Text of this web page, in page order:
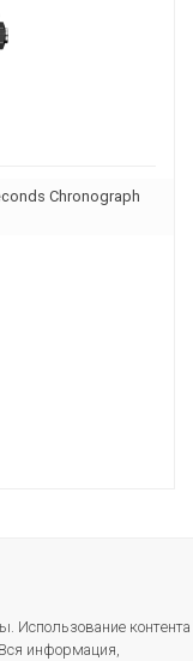
Chronograph
Использование контента
информация,